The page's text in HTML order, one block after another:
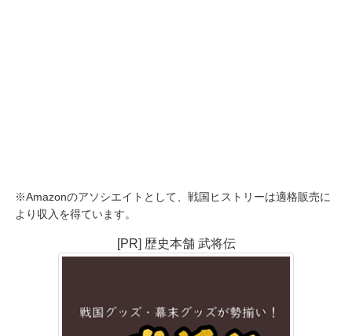
※Amazonのアソシエイトとして、戦国ヒストリーは適格販売に
より収入を得ています。
[PR] 歴史本舗 武将伝